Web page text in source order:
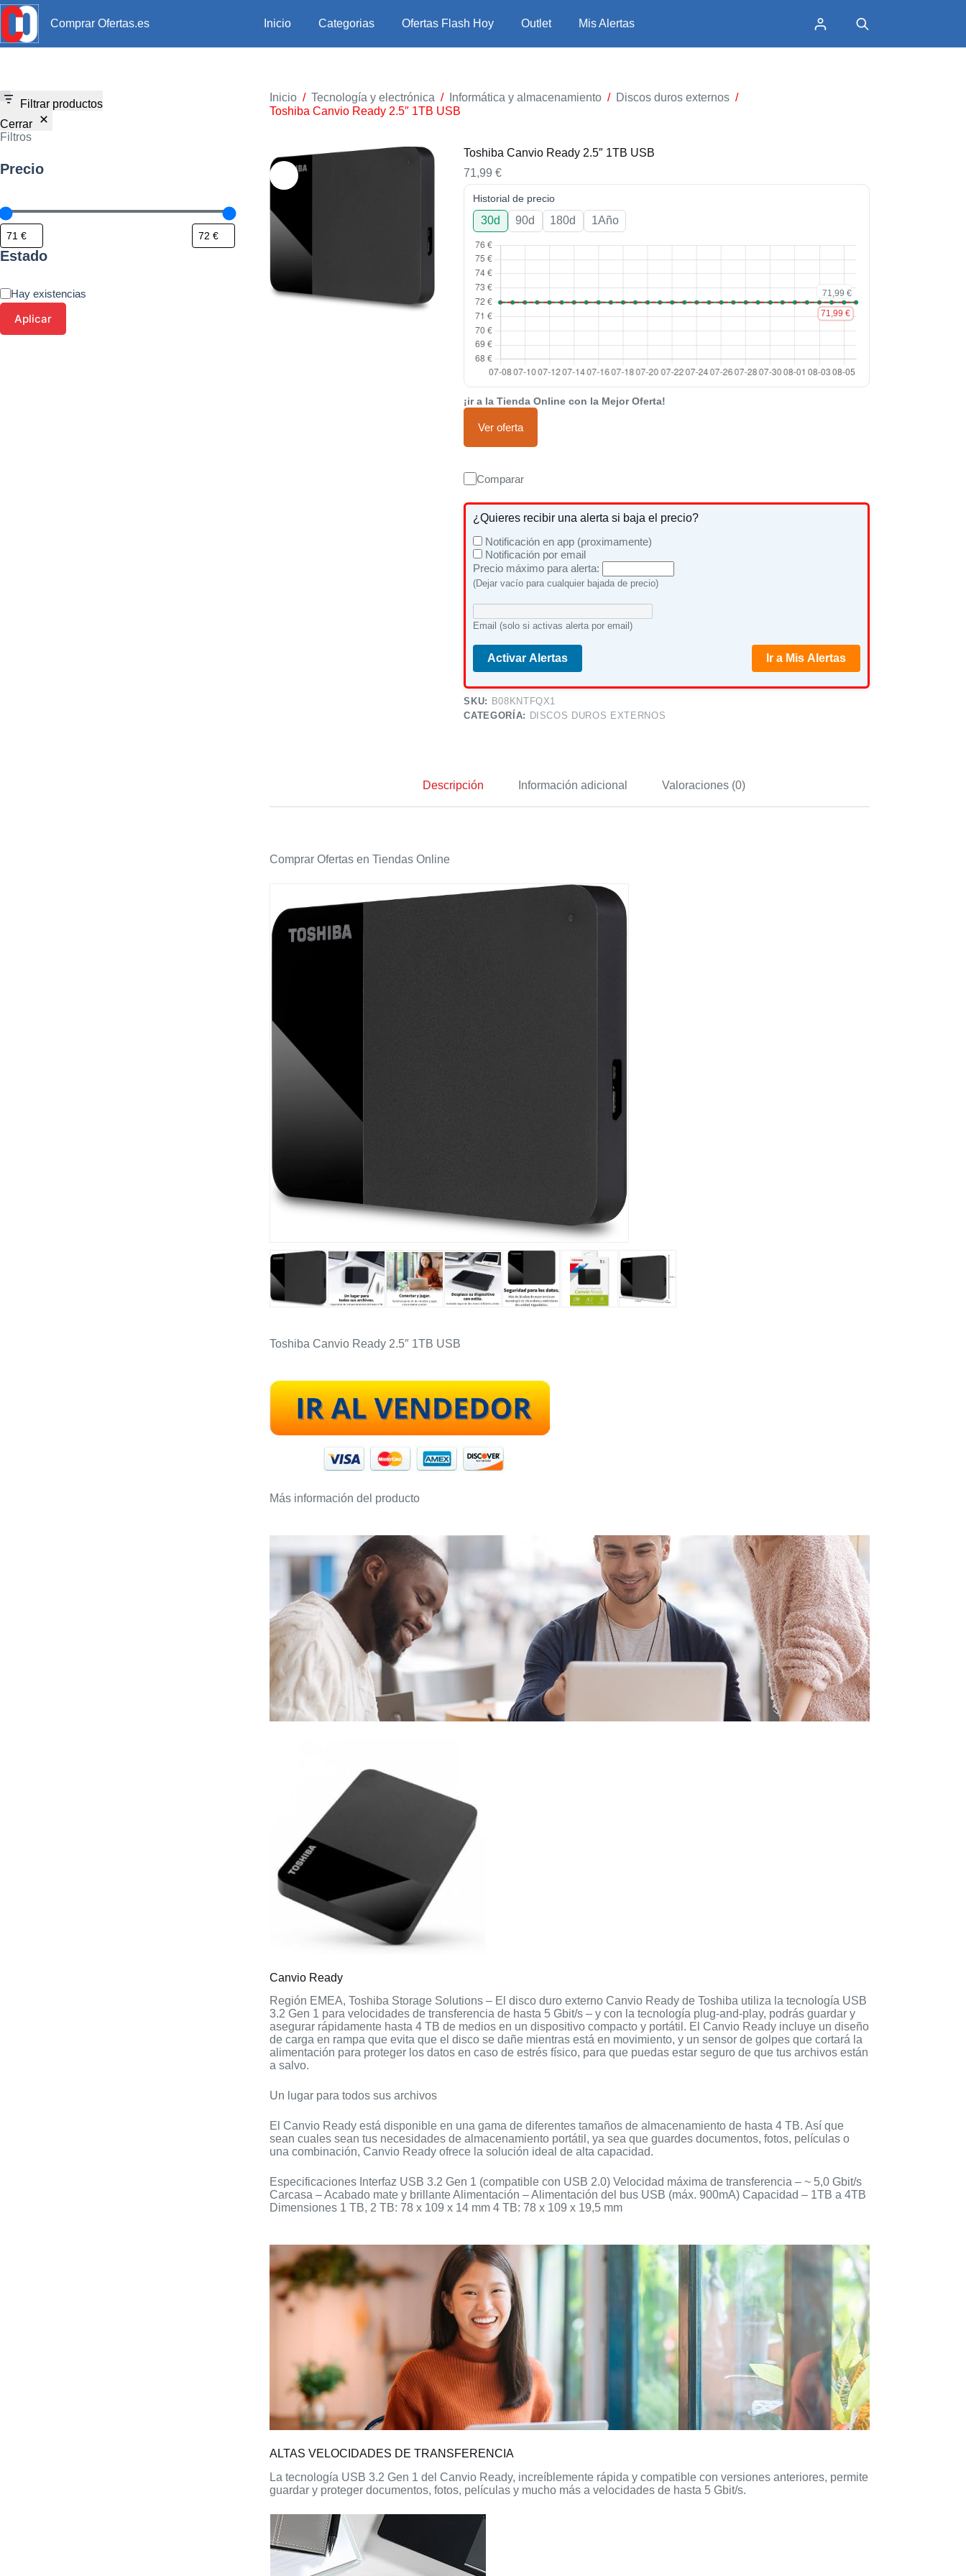
Comprar Ofertas.es Inicio Categorias Ofertas Flash Hoy Outlet Mis Alertas
Inicio / Tecnología y electrónica / Informática y almacenamiento / Discos duros externos /
Toshiba Canvio Ready 2.5″ 1TB USB
Toshiba Canvio Ready 2.5″ 1TB USB
71,99€
Historial de precio
30d 90d 180d 1Año
¡ir a la Tienda Online con la Mejor Oferta!
Ver oferta
Comparar
¿Quieres recibir una alerta si baja el precio?
Notificación en app (proximamente)
Notificación por email
Precio máximo para alerta:
(Dejar vacío para cualquier bajada de precio)
Email (solo si activas alerta por email)
Activar Alertas Ir a Mis Alertas
SKU: B08KNTFQX1
CATEGORÍA: DISCOS DUROS EXTERNOS
Descripción Información adicional Valoraciones (0)
Comprar Ofertas en Tiendas Online
Toshiba Canvio Ready 2.5″ 1TB USB
Más información del producto
Canvio Ready
Región EMEA, Toshiba Storage Solutions – El disco duro externo Canvio Ready de Toshiba utiliza la tecnología USB
3.2 Gen 1 para velocidades de transferencia de hasta 5 Gbit/s – y con la tecnología plug-and-play, podrás guardar y
asegurar rápidamente hasta 4 TB de medios en un dispositivo compacto y portátil. El Canvio Ready incluye un diseño
de carga en rampa que evita que el disco se dañe mientras está en movimiento, y un sensor de golpes que cortará la
alimentación para proteger los datos en caso de estrés físico, para que puedas estar seguro de que tus archivos están
a salvo.
Un lugar para todos sus archivos
El Canvio Ready está disponible en una gama de diferentes tamaños de almacenamiento de hasta 4 TB. Así que
sean cuales sean tus necesidades de almacenamiento portátil, ya sea que guardes documentos, fotos, películas o
una combinación, Canvio Ready ofrece la solución ideal de alta capacidad.
Especificaciones Interfaz USB 3.2 Gen 1 (compatible con USB 2.0) Velocidad máxima de transferencia – ~ 5,0 Gbit/s
Carcasa – Acabado mate y brillante Alimentación – Alimentación del bus USB (máx. 900mA) Capacidad – 1TB a 4TB
Dimensiones 1 TB, 2 TB: 78 x 109 x 14 mm 4 TB: 78 x 109 x 19,5 mm
ALTAS VELOCIDADES DE TRANSFERENCIA
La tecnología USB 3.2 Gen 1 del Canvio Ready, increíblemente rápida y compatible con versiones anteriores, permite
guardar y proteger documentos, fotos, películas y mucho más a velocidades de hasta 5 Gbit/s.
Filtrar productos
Cerrar
Filtros
Precio
Estado
Hay existencias
Aplicar